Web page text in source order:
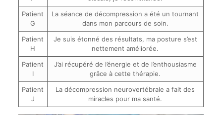
Patient
G
La séance de décompression a été un tournant
dans mon parcours de soin.
Patient
H
Je suis étonné des résultats, ma posture s’est
nettement améliorée.
Patient
I
J’ai récupéré de l’énergie et de l’enthousiasme
grâce à cette thérapie.
Patient
J
La décompression neurovertébrale a fait des
miracles pour ma santé.